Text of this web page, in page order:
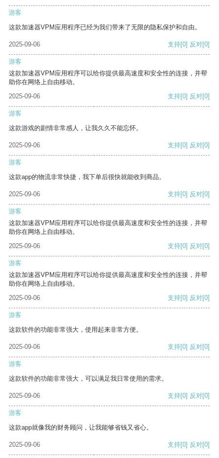
游客
这款加速器VPM应用程序已经为我们带来了无限的隐私保护和自由。
2025-09-06 支持[0] 反对[0]
游客
这款加速器VPM应用程序可以给你提供最高速度和安全性的连接，并帮
助你在网络上自由移动。
2025-09-06
支持[0] 反对[0]
游客
这款游戏的剧情非常感人，让我久久不能忘怀。
2025-09-06 支持[0] 反对[0]
游客
这款app的物流非常快捷，我下单后很快就能收到商品。
2025-09-06 支持[0] 反对[0]
游客
这款加速器VPM应用程序可以给你提供最高速度和安全性的连接，并帮
助你在网络上自由移动。
2025-09-06
支持[0] 反对[0]
游客
这款加速器VPM应用程序可以给你提供最高速度和安全性的连接，并帮
助你在网络上自由移动。
2025-09-06
支持[0] 反对[0]
游客
这款软件的功能非常强大，使用起来非常方便。
2025-09-06 支持[0] 反对[0]
游客
这款软件的功能非常强大，可以满足我日常使用的需求。
2025-09-06 支持[0] 反对[0]
游客
这款app就像我的财务顾问，让我能够省钱又省心。
2025-09-06 支持[0] 反对[0]